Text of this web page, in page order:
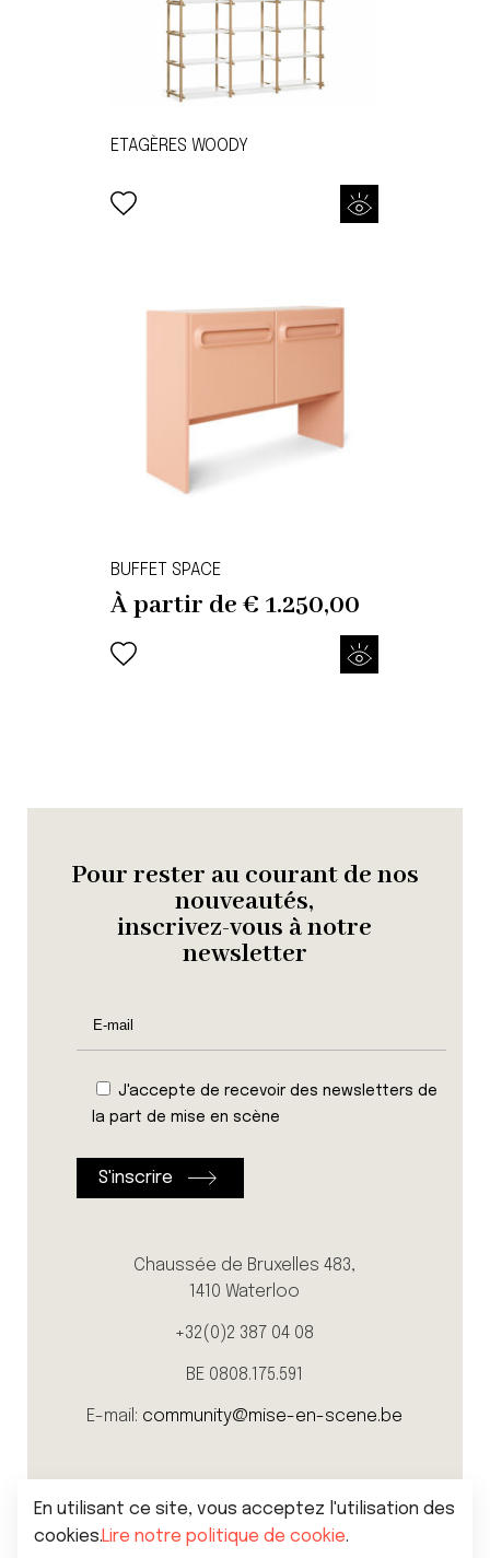
ETAGÈRES WOODY
BUFFET SPACE
À partir de€ 1.250,00
Pour rester au courant de nos
nouveautés,
inscrivez-vous à notre
newsletter
J'accepte de recevoir des newsletters de
la part de mise en scène
Chaussée de Bruxelles 483,
1410 Waterloo
+32(0)2 387 04 08
BE 0808.175.591
E-mail: community@mise-en-scene.be
En utilisant ce site, vous acceptez l'utilisation des
cookies.Lire notre politique de cookie.